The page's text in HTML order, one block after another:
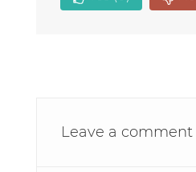
Leave a comment